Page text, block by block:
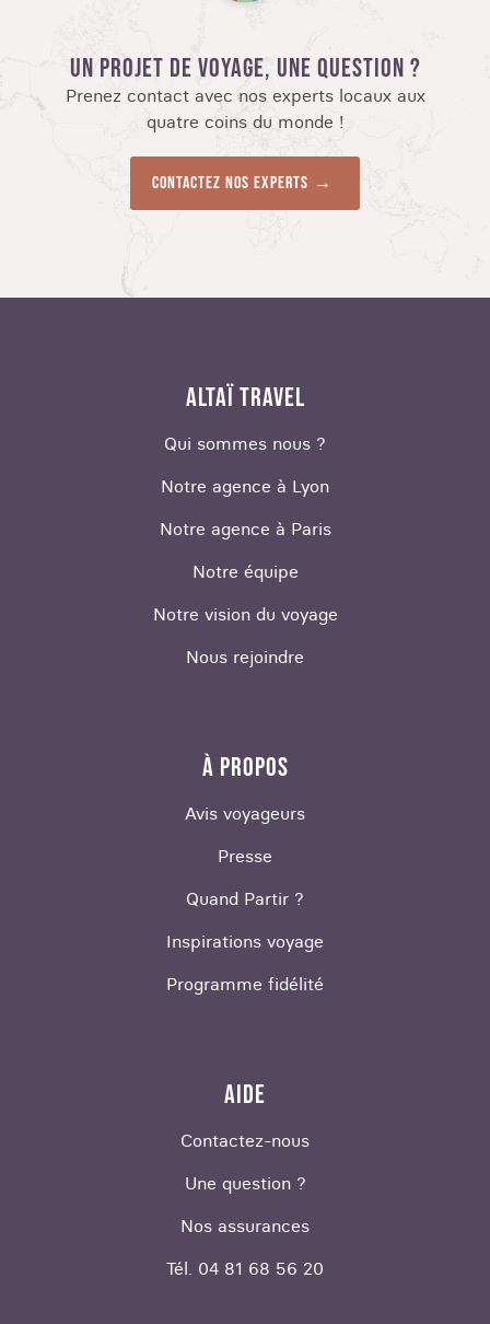
UN PROJET DE VOYAGE, UNE QUESTION ?
Prenez contact avec nos experts locaux aux
quatre coins du monde !
Contactez nos experts
ALTAÏ TRAVEL
Qui sommes nous ?
Notre agence à Lyon
Notre agence à Paris
Notre équipe
Notre vision du voyage
Nous rejoindre
À PROPOS
Avis voyageurs
Presse
Quand Partir ?
Inspirations voyage
Programme fidélité
AIDE
Contactez-nous
Une question ?
Nos assurances
Tél. 04 81 68 56 20